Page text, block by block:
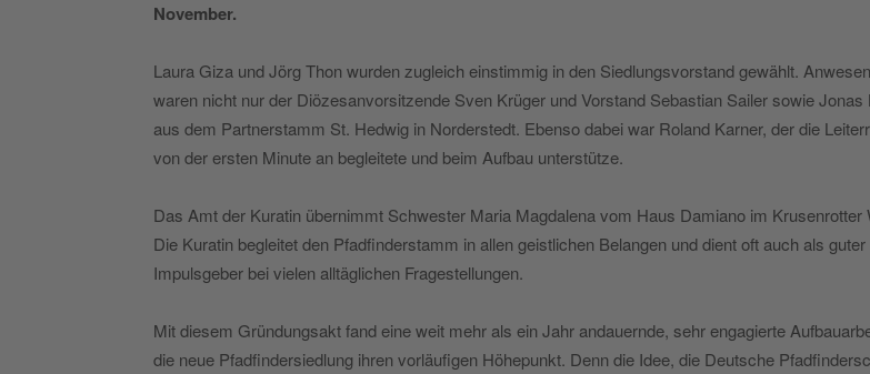
November.
Laura Giza und Jörg Thon wurden zugleich einstimmig in den Siedlungsvorstand gewählt.
waren nicht nur der Diözesanvorsitzende Sven Krüger und Vorstand Sebastian Sailer sowie Jonas
aus dem Partnerstamm St. Hedwig in Norderstedt. Ebenso dabei war Roland Karner, der die
von der ersten Minute an begleitete und beim Aufbau unterstütze.
Das Amt der Kuratin übernimmt Schwester Maria Magdalena vom Haus Damiano im Krusenrotter
Die Kuratin begleitet den Pfadfinderstamm in allen geistlichen Belangen und dient oft auch als guter
Impulsgeber bei vielen alltäglichen Fragestellungen.
Mit diesem Gründungsakt fand eine weit mehr als ein Jahr andauernde, sehr engagierte
die neue Pfadfindersiedlung ihren vorläufigen Höhepunkt. Denn die Idee, die Deutsche